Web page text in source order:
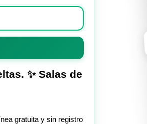
✨ Salas de
gratuita y sin registro